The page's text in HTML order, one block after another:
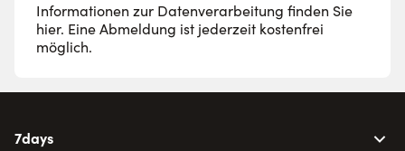
Informationen zur Datenverarbeitung finden Sie
hier. Eine Abmeldung ist jederzeit kostenfrei
möglich.
7days